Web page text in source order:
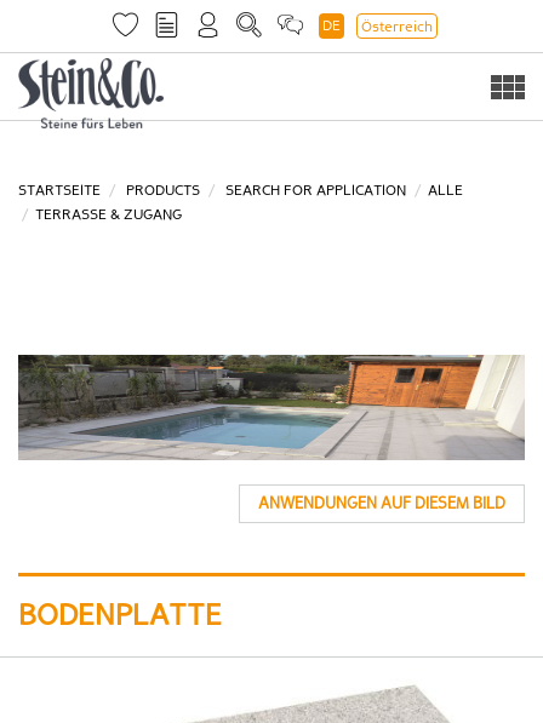
DE Österreich
STARTSEITE PRODUCTS SEARCH FOR APPLICATION
ALLE
TERRASSE & ZUGANG
ANWENDUNGEN AUF DIESEM BILD
BODENPLATTE